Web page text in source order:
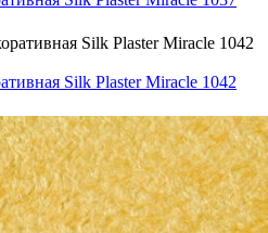
Silk Plaster Miracle 1042